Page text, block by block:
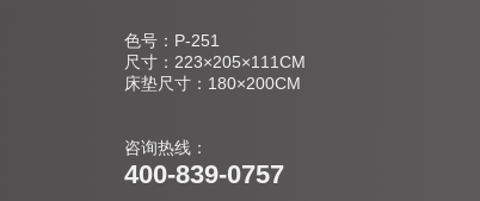
色号：P-251
尺寸：223×205×111CM
床垫尺寸：180×200CM
咨询热线：
400-839-0757